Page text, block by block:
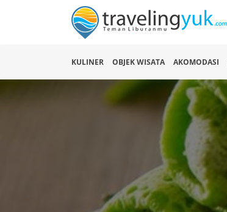
KULINER OBJEK WISATA AKOMODASI